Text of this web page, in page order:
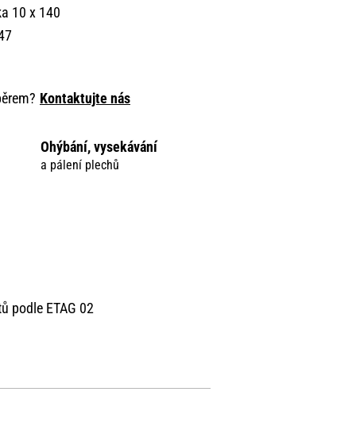
10 x 140
Kontaktujte nás
Ohýbání, vysekávání
a pálení plechů
podle ETAG 02